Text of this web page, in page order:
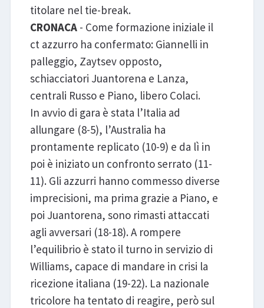
titolare nel tie-break.
CRONACA- Come formazione iniziale il
ct azzurro ha confermato: Giannelli in
palleggio, Zaytsev opposto,
schiacciatori Juantorena e Lanza,
centrali Russo e Piano, libero Colaci.
In avvio di gara è stata l’Italia ad
allungare (8-5), l’Australia ha
prontamente replicato (10-9) e da lì in
poi è iniziato un confronto serrato (11-
11). Gli azzurri hanno commesso diverse
imprecisioni, ma prima grazie a Piano, e
poi Juantorena, sono rimasti attaccati
agli avversari (18-18). A rompere
l’equilibrio è stato il turno in servizio di
Williams, capace di mandare in crisi la
ricezione italiana (19-22). La nazionale
tricolore ha tentato di reagire, però sul